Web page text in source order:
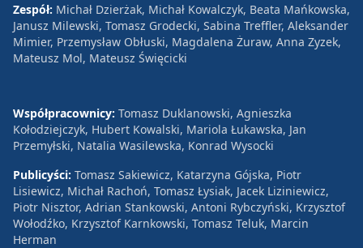
Zespół: Michał Dzierżak, Michał Kowalczyk, Beata Mańkowska,
Janusz Milewski, Tomasz Grodecki, Sabina Treffler, Aleksander
Mimier, Przemysław Obłuski, Magdalena Żuraw, Anna Zyzek,
Mateusz Mol, Mateusz Święcicki
Współpracownicy: Tomasz Duklanowski, Agnieszka
Kołodziejczyk, Hubert Kowalski, Mariola Łukawska, Jan
Przemyłski, Natalia Wasilewska, Konrad Wysocki
Publicyści: Tomasz Sakiewicz, Katarzyna Gójska, Piotr
Lisiewicz, Michał Rachoń, Tomasz Łysiak, Jacek Liziniewicz,
Piotr Nisztor, Adrian Stankowski, Antoni Rybczyński, Krzysztof
Wołodźko, Krzysztof Karnkowski, Tomasz Teluk, Marcin
Herman